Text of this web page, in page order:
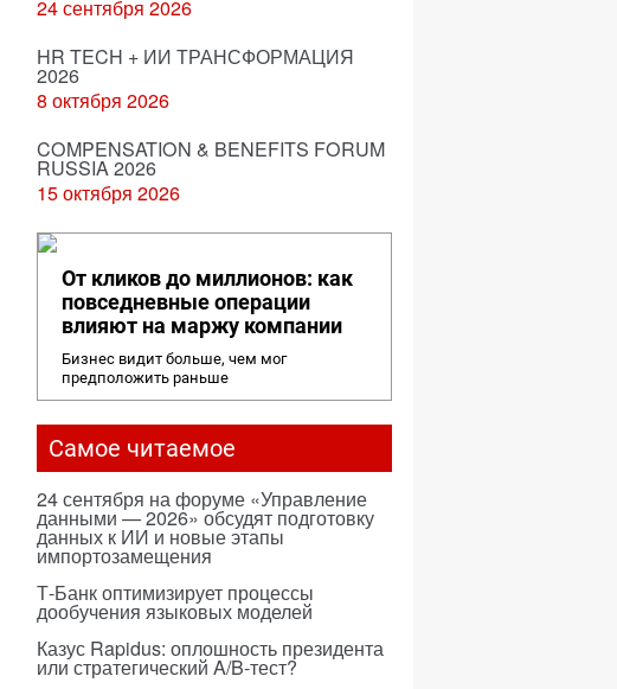
24 сентября 2026
HR TECH + ИИ ТРАНСФОРМАЦИЯ
2026
8 октября 2026
COMPENSATION & BENEFITS FORUM
RUSSIA 2026
15 октября 2026
От кликов до миллионов: как
повседневные операции
влияют на маржу компании
Бизнес видит больше, чем мог
предположить раньше
Самое читаемое
24 сентября на форуме «Управление
данными — 2026» обсудят подготовку
данных к ИИ и новые этапы
импортозамещения
Т-Банк оптимизирует процессы
дообучения языковых моделей
Казус Rapidus: оплошность президента
или стратегический A/B-тест?